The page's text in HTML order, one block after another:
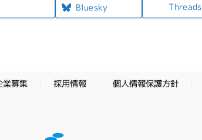
Bluesky Threads
業募集 採用情報 個人情報保護方針